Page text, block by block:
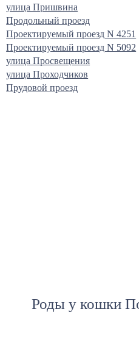
улица Пришвина
Продольный проезд
Проектируемый проезд N 4251
Проектируемый проезд N 5092
улица Просвещения
улица Проходчиков
Прудовой проезд
Роды у кошки